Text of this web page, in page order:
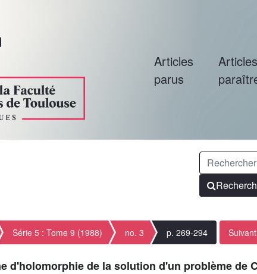
Articles
parus
Série 5 : Tome 9 (1988) no. 3 p. 269-294 Suivant
d'holomorphie de la solution d'un problème de